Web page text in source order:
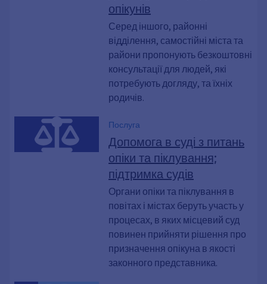
опікунів
Серед іншого, районні
відділення, самостійні міста та
райони пропонують безкоштовні
консультації для людей, які
потребують догляду, та їхніх
родичів.
Послуга
Допомога в суді з питань
опіки та піклування;
підтримка судів
Органи опіки та піклування в
повітах і містах беруть участь у
процесах, в яких місцевий суд
повинен прийняти рішення про
призначення опікуна в якості
законного представника.